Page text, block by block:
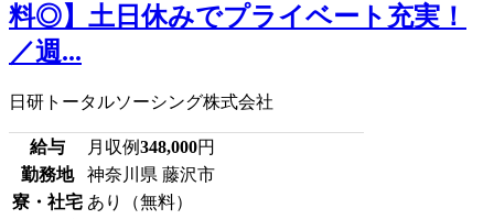
料◎】土日休みでプライベート充実！
／週...
日研トータルソーシング株式会社
給与 月収例348,000円
勤務地
神奈川県 藤沢市
寮・社宅 あり（無料）